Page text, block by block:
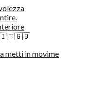
🇮🇹🇬🇧
metti in movime